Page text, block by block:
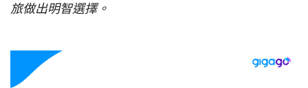
旅做出明智選擇。